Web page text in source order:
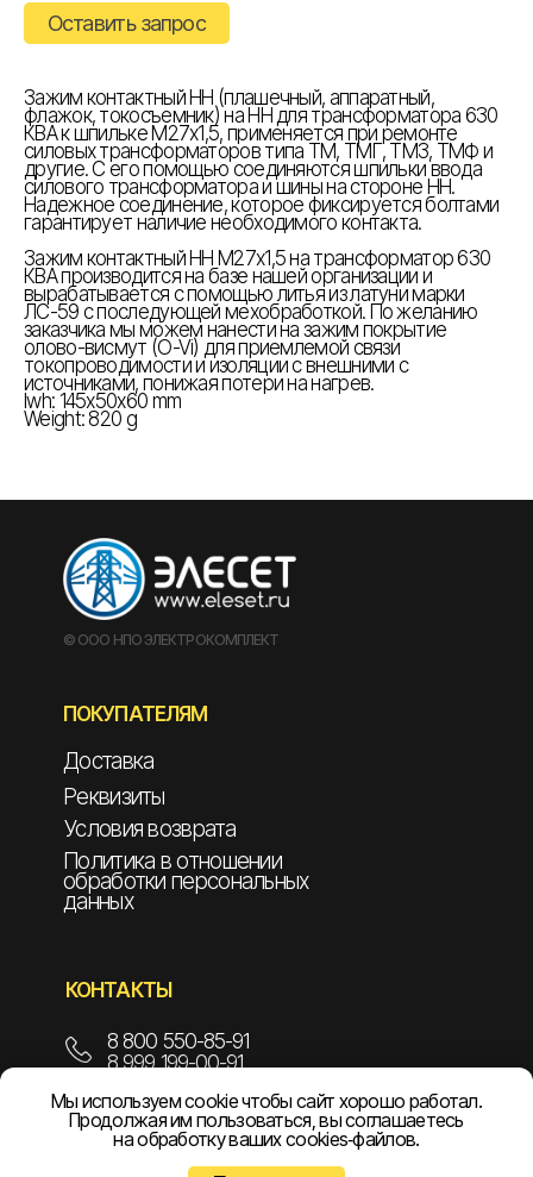
Оставить запрос
Зажим контактный НН (плашечный, аппаратный,
флажок, токосъемник) на НН для трансформатора 630
КВА к шпильке М27х1,5, применяется при ремонте
силовых трансформаторов типа ТМ, ТМГ, ТМЗ, ТМФ и
другие. С его помощью соединяются шпильки ввода
силового трансформатора и шины на стороне НН.
Надежное соединение, которое фиксируется болтами
гарантирует наличие необходимого контакта.
Зажим контактный НН М27х1,5 на трансформатор 630
КВА производится на базе нашей организации и
вырабатывается с помощью литья из латуни марки
ЛС-59 с последующей мехобработкой. По желанию
заказчика мы можем нанести на зажим покрытие
олово-висмут (O-Vi) для приемлемой связи
токопроводимости и изоляции с внешними с
источниками, понижая потери на нагрев.
lwh: 145x50x60 mm
Weight: 820 g
© ООО НПО ЭЛЕКТРОКОМПЛЕКТ
ПОКУПАТЕЛЯМ
Доставка
Реквизиты
Условия возврата
Политика в отношении
обработки персональных
данных
КОНТАКТЫ
info@npoelekom.ru
8 800 550-85-91
8 999 199-00-91
Мы используем cookie чтобы сайт хорошо работал.
Продолжая им пользоваться, вы соглашаетесь
на обработку ваших cookies‑файлов.